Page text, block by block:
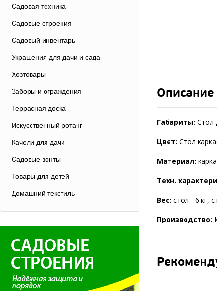
Садовая техника
Садовые строения
Садовый инвентарь
Украшения для дачи и сада
Хозтовары
Заборы и ограждения
Террасная доска
Искусственный ротанг
Качели для дачи
Садовые зонты
Товары для детей
Домашний текстиль
Описание
Габариты: Стол
Цвет: Стол
Материал:
Техн.
Вес: стол - 6 кг,
Производство: